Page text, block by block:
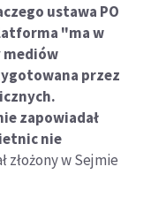
ustawa PO
"ma w
mediów
przez
zapowiadał
nie
złożony w Sejmie